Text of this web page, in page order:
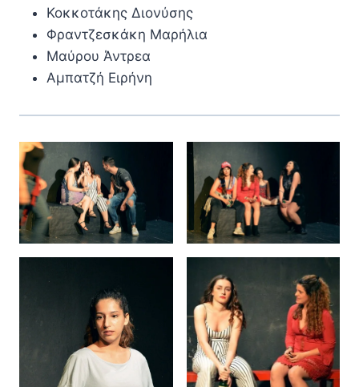
Κοκκοτάκης Διονύσης
Φραντζεσκάκη Μαρήλια
Μαύρου Άντρεα
Αμπατζή Ειρήνη